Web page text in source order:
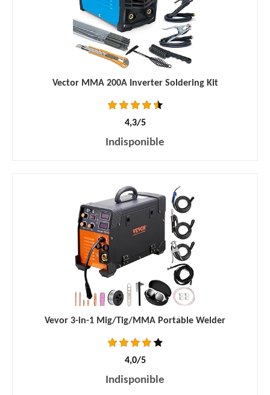
Vector MMA 200A Inverter Soldering Kit
4,3/5
Indisponible
Vevor 3-in-1 Mig/Tig/MMA Portable Welder
4,0/5
Indisponible